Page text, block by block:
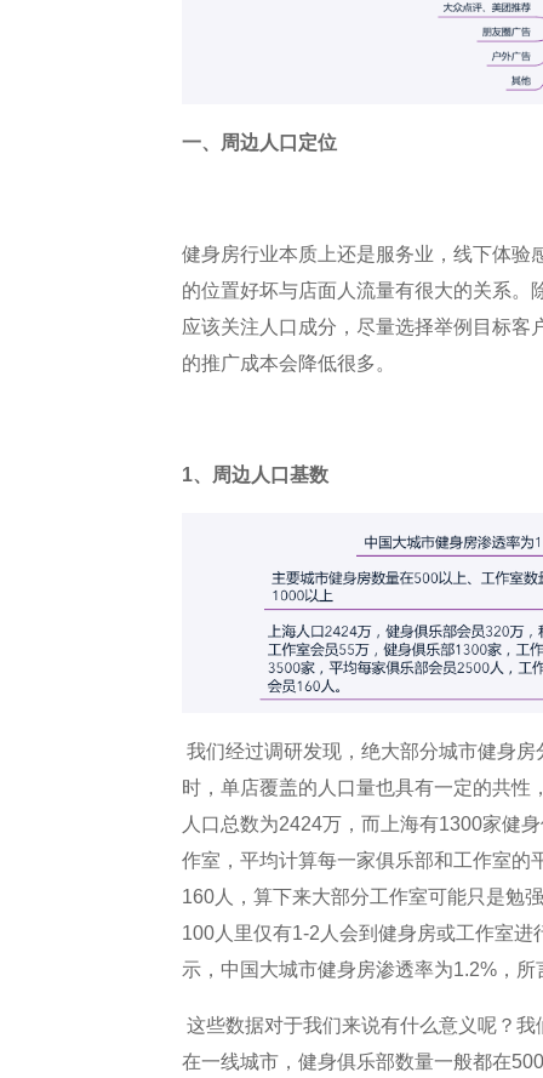
一、周边人口定位
健身房行业本质上还是服务业，线下体验
的位置好坏与店面人流量有很大的关系。
应该关注人口成分，尽量选择举例目标客
的推广成本会降低很多。
1、周边人口基数
我们经过调研发现，绝大部分城市健身
时，单店覆盖的人口量也具有一定的共性
人口总数为2424万，而上海有1300家健
作室，平均计算每一家俱乐部和工作室的
160人，算下来大部分工作室可能只是勉
100人里仅有1-2人会到健身房或工作室进
示，中国大城市健身房渗透率为1.2%，所
这些数据对于我们来说有什么意义呢？
在一线城市，健身俱乐部数量一般都在